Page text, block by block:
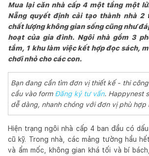
Mua lại căn nhà cấp 4 một tầng một
Nẵng quyết định cải tạo thành nhà 2
chất lượng không gian sống cũng như
hoạt của gia đình. Ngôi nhà gồm 3
tắm, 1 khu làm việc kết hợp đọc sách,
chơi nhỏ cho các con.
Bạn đang cần tìm đơn vị thiết kế - thi
cầu vào form Đăng ký tư vấn. Happynest
dễ dàng, nhanh chóng với đơn vị phù hợp
Hiện trạng ngôi nhà cấp 4 ban đầu có
cũ kỹ. Trong nhà, các mảng tường hầu
và ẩm mốc, không gian khá tối và bí